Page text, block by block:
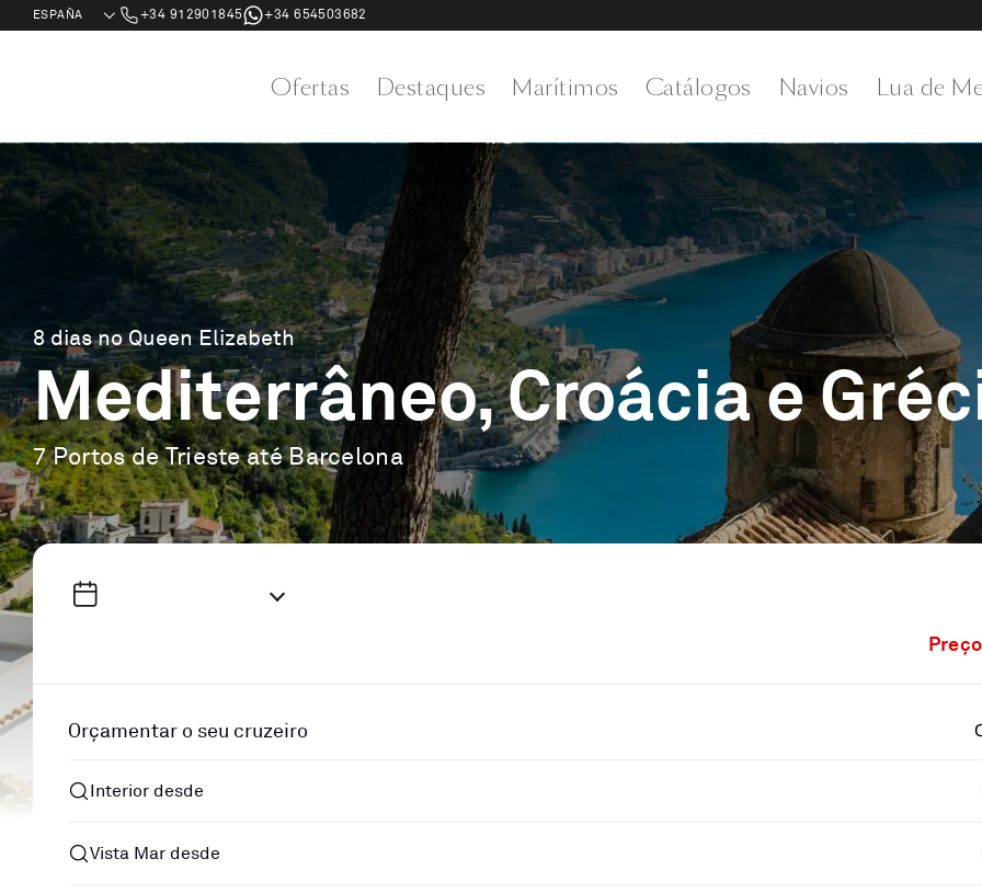
+34 912901845 +34 654503682
Ofertas Destaques Marítimos Catálogos Navios Lua de
8 dias no Queen Elizabeth
Mediterrâneo, Croácia e
7 Portos de Trieste até Barcelona
Orçamentar o seu cruzeiro
Interior desde
Vista Mar desde